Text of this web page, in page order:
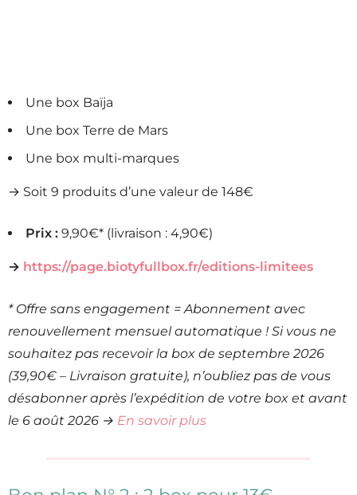
Une box Baïja
Une box Terre de Mars
Une box multi-marques
→ Soit 9 produits d’une valeur de 148€
Prix : 9,90€* (livraison : 4,90€)
→ https://page.biotyfullbox.fr/editions-limitees
* Offre sans engagement = Abonnement avec
renouvellement mensuel automatique ! Si vous ne
souhaitez pas recevoir la box de septembre 2026
(39,90€ – Livraison gratuite), n’oubliez pas de vous
désabonner après l’expédition de votre box et avant
le 6 août 2026 → En savoir plus